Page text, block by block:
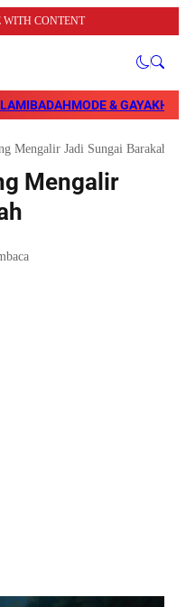
WITH CONTENT
IBADAHMODE & GAYA
Mengalir Jadi Sungai Barakah
Mengalir